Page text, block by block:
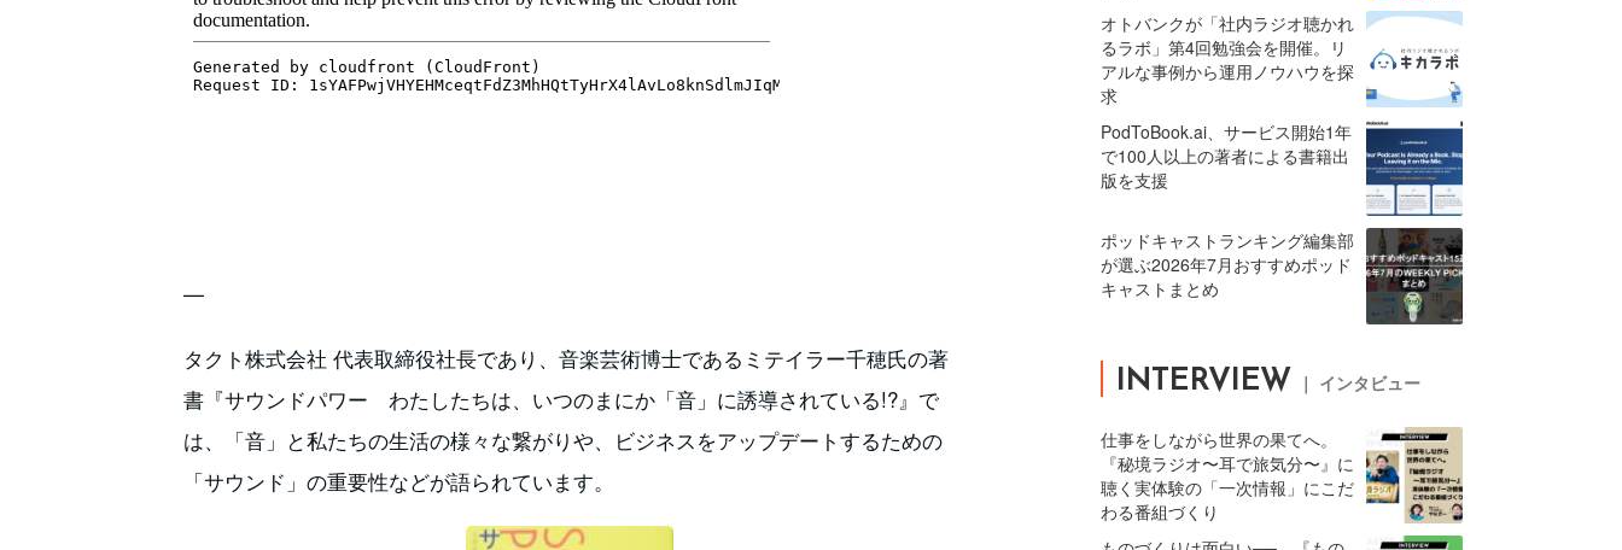
—
タクト株式会社 代表取締役社長であり、音楽芸術博士であるミテイラー千穂氏の著
書『サウンドパワー わたしたちは、いつのまにか「音」に誘導されている!?』で
は、「音」と私たちの生活の様々な繋がりや、ビジネスをアップデートするための
「サウンド」の重要性などが語られています。
オトバンクが「社内ラジオ聴かれ
るラボ」第4回勉強会を開催。リ
アルな事例から運用ノウハウを探
求
PodToBook.ai、サービス開始1年
で100人以上の著者による書籍出
版を支援
ポッドキャストランキング編集部
が選ぶ2026年7月おすすめポッド
キャストまとめ
INTERVIEW ｜ インタビュー
仕事をしながら世界の果てへ。
『秘境ラジオ〜耳で旅気分〜』に
聴く実体験の「一次情報」にこだ
わる番組づくり